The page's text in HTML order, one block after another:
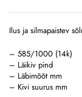
Ilus ja silmapaistev
– 585/1000 (14k)
– Läikiv pind
– Läbimõõt mm
– Kivi suurus mm